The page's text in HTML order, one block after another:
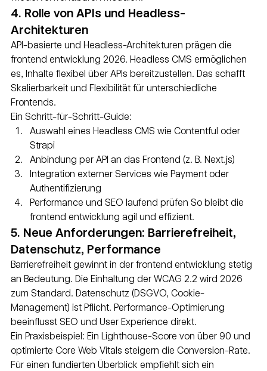
4. Rolle von APIs und Headless-
Architekturen
API-basierte und Headless-Architekturen prägen die
frontend entwicklung 2026. Headless CMS ermöglichen
es, Inhalte flexibel über APIs bereitzustellen. Das schafft
Skalierbarkeit und Flexibilität für unterschiedliche
Frontends.
Ein Schritt-für-Schritt-Guide:
Auswahl eines Headless CMS wie Contentful oder
Strapi
Anbindung per API an das Frontend (z. B. Next.js)
Integration externer Services wie Payment oder
Authentifizierung
Performance und SEO laufend prüfen So bleibt die
frontend entwicklung agil und effizient.
5. Neue Anforderungen: Barrierefreiheit,
Datenschutz, Performance
Barrierefreiheit gewinnt in der frontend entwicklung stetig
an Bedeutung. Die Einhaltung der WCAG 2.2 wird 2026
zum Standard. Datenschutz (DSGVO, Cookie-
Management) ist Pflicht. Performance-Optimierung
beeinflusst SEO und User Experience direkt.
Ein Praxisbeispiel: Ein Lighthouse-Score von über 90 und
optimierte Core Web Vitals steigern die Conversion-Rate.
Für einen fundierten Überblick empfiehlt sich ein